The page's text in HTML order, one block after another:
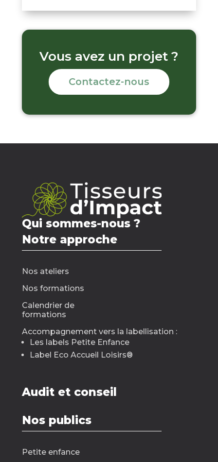
Vous avez un projet ?
Contactez-nous
Qui sommes-nous ?
Notre approche
Nos ateliers
Nos formations
Calendrier de
formations
Accompagnement vers la labellisation :
Les labels Petite Enfance
Label Eco Accueil Loisirs®
Audit et conseil
Nos publics
Petite enfance